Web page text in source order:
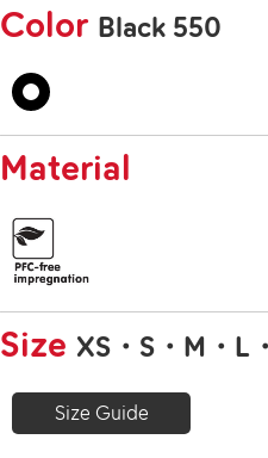
Color Black 550
Material
Size XS S M L
Size Guide